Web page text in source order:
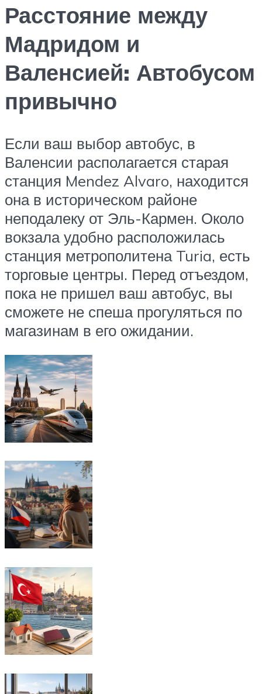
Расстояние между
Мадридом и
Валенсией: Автобусом
привычно
Если ваш выбор автобус, в
Валенсии располагается старая
станция Mendez Alvaro, находится
она в историческом районе
неподалеку от Эль-Кармен. Около
вокзала удобно расположилась
станция метрополитена Turia, есть
торговые центры. Перед отъездом,
пока не пришел ваш автобус, вы
сможете не спеша прогуляться по
магазинам в его ожидании.